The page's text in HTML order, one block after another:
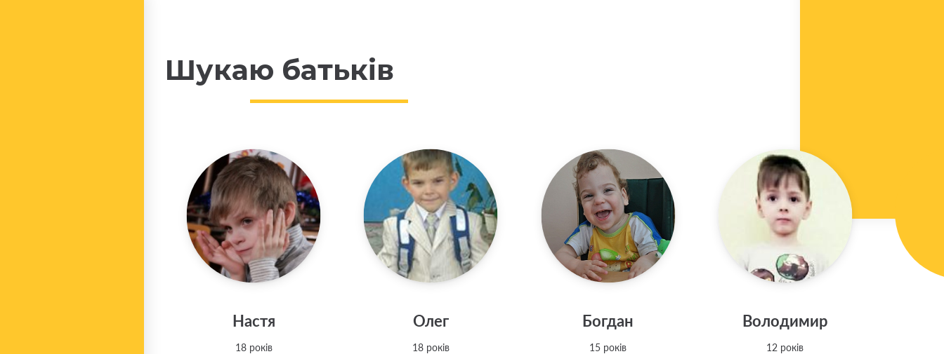
Шукаю батьків
Настя
18 років
Олег
18 років
Богдан
15 років
Володимир
12 років